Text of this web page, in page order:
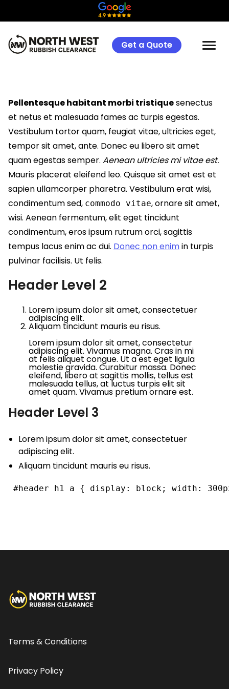
Get a Quote
Pellentesque habitant morbi tristiquesenectus
et netus et malesuada fames ac turpis egestas.
Vestibulum tortor quam, feugiat vitae, ultricies eget,
tempor sit amet, ante. Donec eu libero sit amet
quam egestas semper. Aenean ultricies mi vitae est.
Mauris placerat eleifend leo. Quisque sit amet est et
sapien ullamcorper pharetra. Vestibulum erat wisi,
condimentum sed, commodo vitae, ornare sit amet,
wisi. Aenean fermentum, elit eget tincidunt
condimentum, eros ipsum rutrum orci, sagittis
tempus lacus enim ac dui. Donec non enimin turpis
pulvinar facilisis. Ut felis.
Header Level 2
Lorem ipsum dolor sit amet, consectetuer
adipiscing elit.
Aliquam tincidunt mauris eu risus.
Lorem ipsum dolor sit amet, consectetur
adipiscing elit. Vivamus magna. Cras in mi
at felis aliquet congue. Ut a est eget ligula
molestie gravida. Curabitur massa. Donec
eleifend, libero at sagittis mollis, tellus est
malesuada tellus, at luctus turpis elit sit
amet quam. Vivamus pretium ornare est.
Header Level 3
Lorem ipsum dolor sit amet, consectetuer
adipiscing elit.
Aliquam tincidunt mauris eu risus.
#header h1 a { display: block; width:
Terms & Conditions
Privacy Policy